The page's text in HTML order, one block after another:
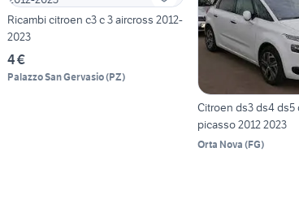
Ricambi citroen c3 c 3 aircross 2012-
2023
4 €
Palazzo San Gervasio(PZ)
Citroen ds3 ds4 ds5
picasso 2012 2023
Orta Nova (FG)